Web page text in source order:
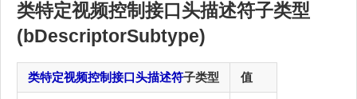
类特定视频控制接口头描述符子类型
(bDescriptorSubtype)
类特定视频控制接口头描述符子类型 值